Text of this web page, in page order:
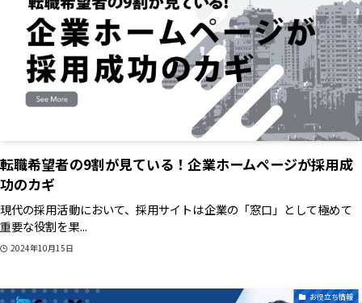
転職希望者の9割が見ている！企業ホームページが採用成
功のカギ
現代の採用活動において、採用サイトは企業の「窓口」として極めて
重要な役割を果...
2024年10月15日
お役立ち情報